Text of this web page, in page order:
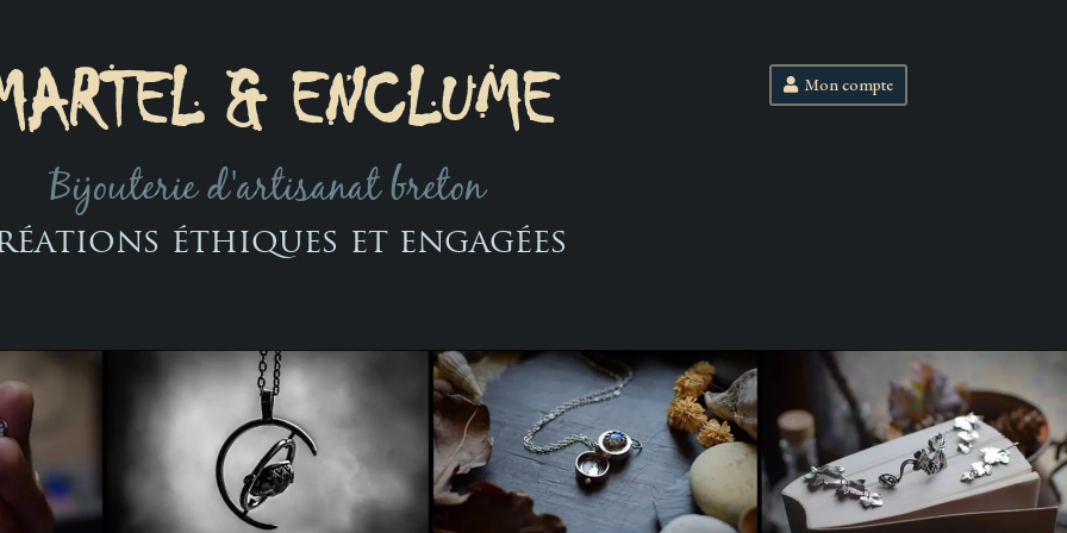
& ENCLUME
Bijouterie d'artisanat breton
éthiques et engagées
Mon compte